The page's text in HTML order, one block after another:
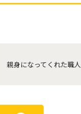
親身になってくれた職